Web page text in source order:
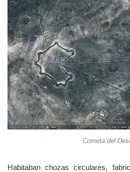
Cometa del
Habitaban chozas circulares,